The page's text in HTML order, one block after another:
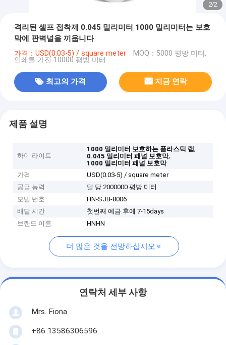
2/2
격리된 셀프 접착제 0.045 밀리미터 1000 밀리미터는 보호
막에 판벽널을 끼웁니다
가격：USD(0.03-5) / square meter MOQ：5000 평방 미터,
인쇄를 가진 10000 평방 미터
최고의 가격 지금 연락
제품 설명
하이 라이트
1000 밀리미터 보호하는 플라스틱 랩,
0.045 밀리미터 패널 보호막,
1000 밀리미터 패널 보호막
가격
USD(0.03-5) / square meter
공급 능력
달 당 2000000 평방 미터
모델 번호
HN-SJB-8006
배달 시간
첫번째 예금 후에 7-15days
브랜드 이름
HNHN
더 많은 것을 전망하십시오
연락처 세부 사항
Mrs. Fiona
+86 13586306596